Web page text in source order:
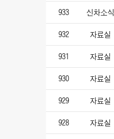
933 신차소식
932 자료실
931 자료실
930 자료실
929 자료실
928 자료실